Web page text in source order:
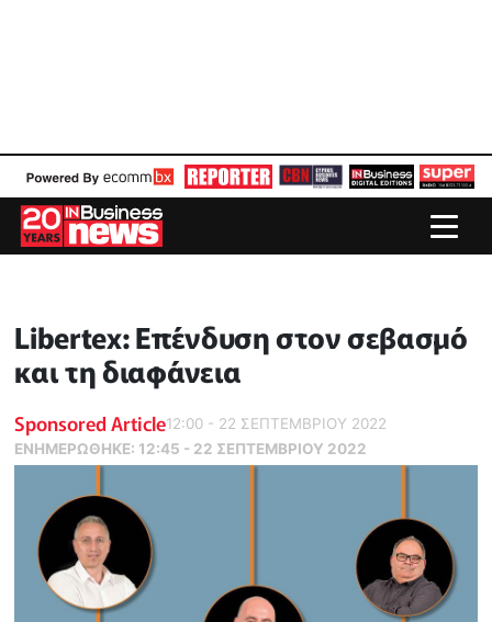
Libertex: Επένδυση στον σεβασμό
και τη διαφάνεια
Sponsored Article12:00 - 22 ΣΕΠΤΕΜΒΡΙΟΥ 2022
ΕΝΗΜΕΡΏΘΗΚΕ: 12:45 - 22 ΣΕΠΤΕΜΒΡΙΟΥ 2022